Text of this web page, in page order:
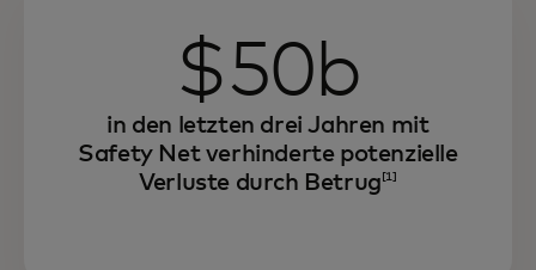
$50b
in den letzten drei Jahren mit
Safety Net verhinderte potenzielle
Verluste durch Betrug [1]